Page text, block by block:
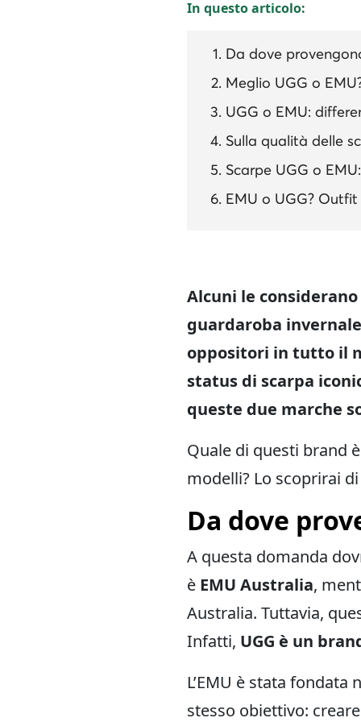
In questo articolo:
Da dove
Meglio UGG o
UGG o EMU:
Sulla qualità delle
Scarpe UGG o
EMU o UGG?
Alcuni le
guardaroba
oppositori in tutto il
status di scarpa
queste due marche
Quale di questi brand
modelli? Lo scoprirai
Da dove
A questa domanda
è EMU Australia,
Australia. Tuttavia,
Infatti, UGG è un
L’EMU è stata
stesso obiettivo: